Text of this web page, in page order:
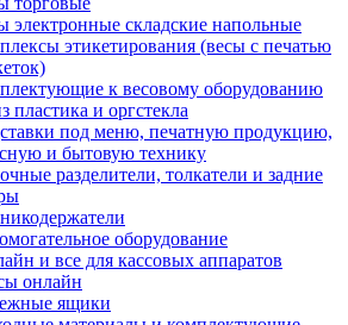
электронные складские напольные
этикетирования (весы с печатью
к весовому оборудованию
пластика и оргстекла
под меню, печатную продукцию,
и бытовую технику
разделители, толкатели и задние
оборудование
и все для кассовых аппаратов
онлайн
ящики